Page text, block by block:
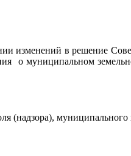
изменений в решение
о муниципальном
(надзора),